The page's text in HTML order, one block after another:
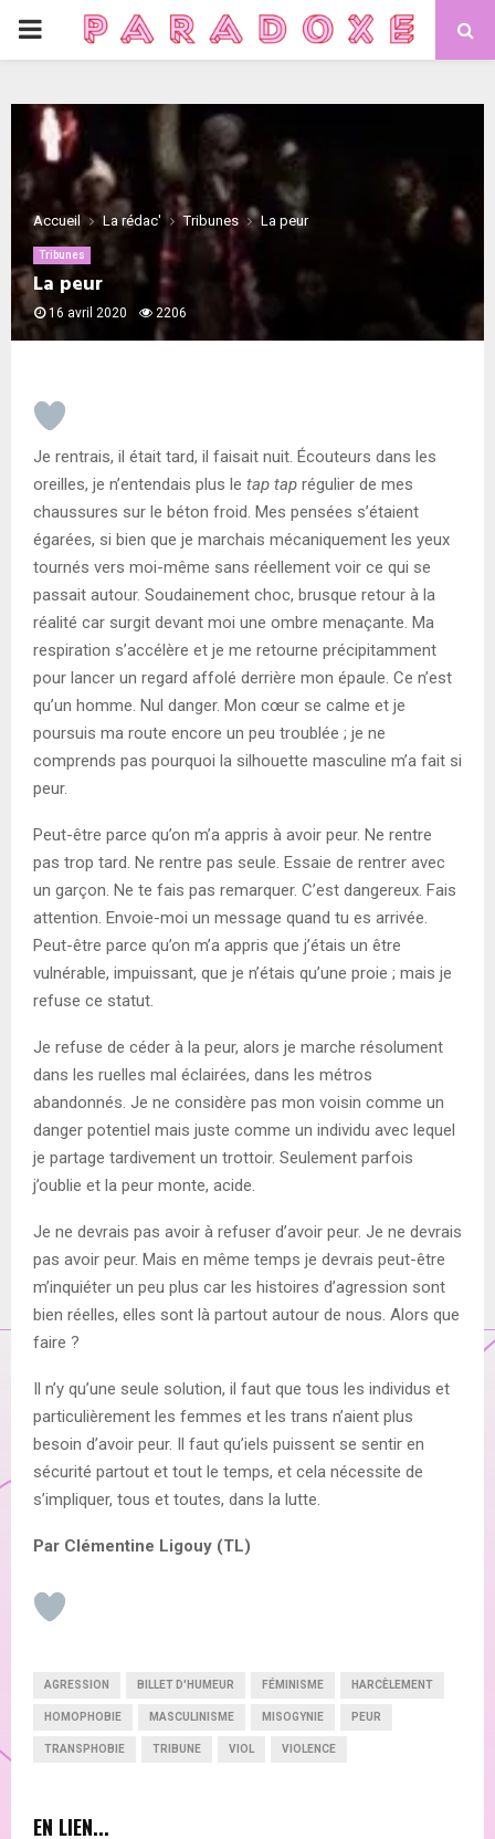
PRIMARY
Accueil La rédac' Tribunes La peur
Tribunes
La peur
16 avril 2020 2206
Je rentrais, il était tard, il faisait nuit. Écouteurs dans les
oreilles, je n’entendais plus le tap tap régulier de mes
chaussures sur le béton froid. Mes pensées s’étaient
égarées, si bien que je marchais mécaniquement les yeux
tournés vers moi-même sans réellement voir ce qui se
passait autour. Soudainement choc, brusque retour à la
réalité car surgit devant moi une ombre menaçante. Ma
respiration s’accélère et je me retourne précipitamment
pour lancer un regard affolé derrière mon épaule. Ce n’est
qu’un homme. Nul danger. Mon cœur se calme et je
poursuis ma route encore un peu troublée ; je ne
comprends pas pourquoi la silhouette masculine m’a fait si
peur.
Peut-être parce qu’on m’a appris à avoir peur. Ne rentre
pas trop tard. Ne rentre pas seule. Essaie de rentrer avec
un garçon. Ne te fais pas remarquer. C’est dangereux. Fais
attention. Envoie-moi un message quand tu es arrivée.
Peut-être parce qu’on m’a appris que j’étais un être
vulnérable, impuissant, que je n’étais qu’une proie ; mais je
refuse ce statut.
Je refuse de céder à la peur, alors je marche résolument
dans les ruelles mal éclairées, dans les métros
abandonnés. Je ne considère pas mon voisin comme un
danger potentiel mais juste comme un individu avec lequel
je partage tardivement un trottoir. Seulement parfois
j’oublie et la peur monte, acide.
Je ne devrais pas avoir à refuser d’avoir peur. Je ne devrais
pas avoir peur. Mais en même temps je devrais peut-être
m’inquiéter un peu plus car les histoires d’agression sont
bien réelles, elles sont là partout autour de nous. Alors que
faire ?
Il n’y qu’une seule solution, il faut que tous les individus et
particulièrement les femmes et les trans n’aient plus
besoin d’avoir peur. Il faut qu’iels puissent se sentir en
sécurité partout et tout le temps, et cela nécessite de
s’impliquer, tous et toutes, dans la lutte.
Par Clémentine Ligouy (TL)
AGRESSION BILLET D'HUMEUR FÉMINISME HARCÈLEMENT
HOMOPHOBIE MASCULINISME MISOGYNIE PEUR
TRANSPHOBIE TRIBUNE VIOL VIOLENCE
EN LIEN...